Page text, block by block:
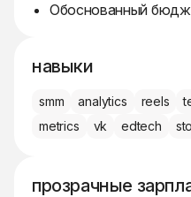
Обоснованный
навыки
smm analytics reels
metrics
vk edtech
прозрачные